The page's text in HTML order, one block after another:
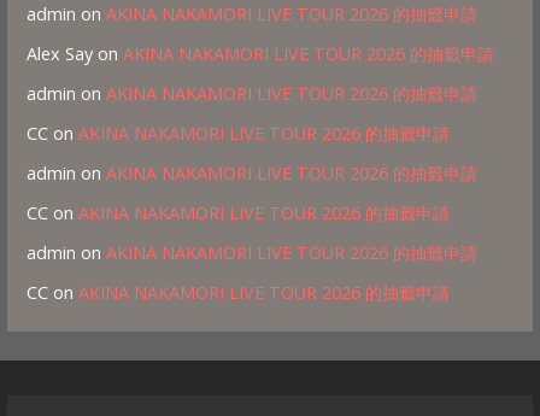
admin onAKINA NAKAMORI LIVE TOUR 2026 的抽籤申請
Alex Say onAKINA NAKAMORI LIVE TOUR 2026 的抽籤申請
admin onAKINA NAKAMORI LIVE TOUR 2026 的抽籤申請
CC onAKINA NAKAMORI LIVE TOUR 2026 的抽籤申請
admin onAKINA NAKAMORI LIVE TOUR 2026 的抽籤申請
CC onAKINA NAKAMORI LIVE TOUR 2026 的抽籤申請
admin onAKINA NAKAMORI LIVE TOUR 2026 的抽籤申請
CC onAKINA NAKAMORI LIVE TOUR 2026 的抽籤申請